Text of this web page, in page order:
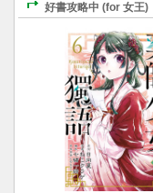
好書攻略中 (for 女王)